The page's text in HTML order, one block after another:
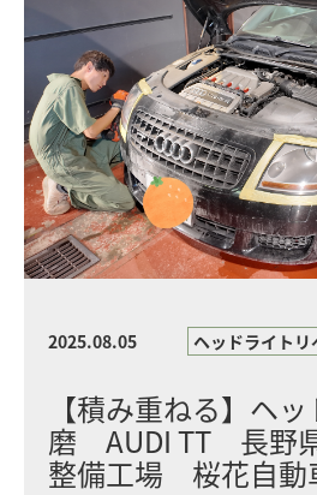
2025.08.05 ヘッドライトリ
【積み重ねる】ヘ
磨 AUDI TT 長野
整備工場 桜花自